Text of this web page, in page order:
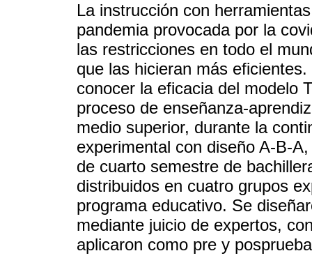
La instrucción con
pandemia provocada por la
las restricciones en todo el
que las hicieran más
conocer la eficacia del modelo
proceso de enseñanza-
medio superior, durante la
experimental con diseño A-B-
de cuarto semestre de
distribuidos en cuatro grupos
programa educativo. Se
mediante juicio de expertos,
aplicaron como pre y